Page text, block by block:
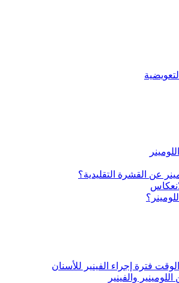
عن القشرة التقليدية؟
فترة إجراء الفينير للأسنان
والفينير